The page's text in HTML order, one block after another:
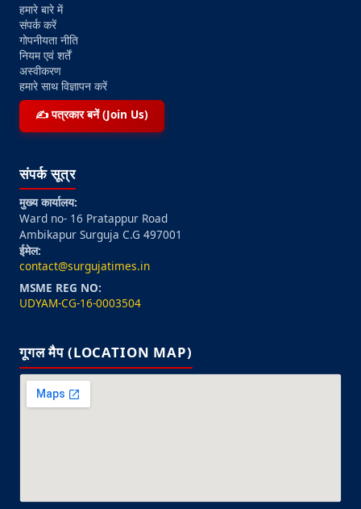
हमारे बारे में
संपर्क करें
गोपनीयता नीति
नियम एवं शर्तें
अस्वीकरण
हमारे साथ विज्ञापन करें
✍️ पत्रकार बनें (Join Us)
संपर्क सूत्र
मुख्य कार्यालय:
Ward no- 16 Pratappur Road
Ambikapur Surguja C.G 497001
ईमेल:
contact@surgujatimes.in
MSME REG NO:
UDYAM-CG-16-0003504
गूगल मैप (LOCATION MAP)